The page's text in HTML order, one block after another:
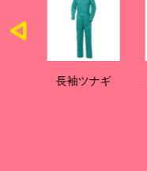
長袖ツナギ